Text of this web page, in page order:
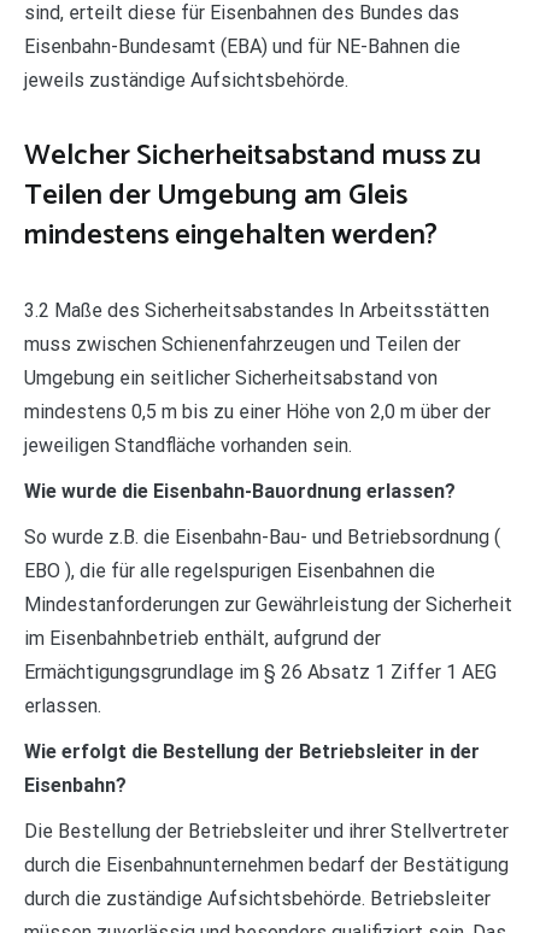
sind, erteilt diese für Eisenbahnen des Bundes das
Eisenbahn-Bundesamt (EBA) und für NE-Bahnen die
jeweils zuständige Aufsichtsbehörde.
Welcher Sicherheitsabstand muss zu
Teilen der Umgebung am Gleis
mindestens eingehalten werden?
3.2 Maße des Sicherheitsabstandes In Arbeitsstätten
muss zwischen Schienenfahrzeugen und Teilen der
Umgebung ein seitlicher Sicherheitsabstand von
mindestens 0,5 m bis zu einer Höhe von 2,0 m über der
jeweiligen Standfläche vorhanden sein.
Wie wurde die Eisenbahn-Bauordnung erlassen?
So wurde z.B. die Eisenbahn-Bau- und Betriebsordnung (
EBO ), die für alle regelspurigen Eisenbahnen die
Mindestanforderungen zur Gewährleistung der Sicherheit
im Eisenbahnbetrieb enthält, aufgrund der
Ermächtigungsgrundlage im § 26 Absatz 1 Ziffer 1 AEG
erlassen.
Wie erfolgt die Bestellung der Betriebsleiter in der
Eisenbahn?
Die Bestellung der Betriebsleiter und ihrer Stellvertreter
durch die Eisenbahnunternehmen bedarf der Bestätigung
durch die zuständige Aufsichtsbehörde. Betriebsleiter